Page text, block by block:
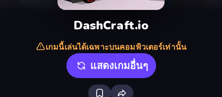
DashCraft.io
เกมนี้เล่นได้เฉพาะบนคอมพิวเตอร์เท่านั้น
แสดงเกมอื่นๆ